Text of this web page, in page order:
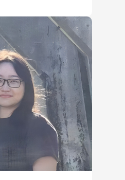
Choate Rosemary
尔学校（The
）、佩迪中学
）及布莱尔学院
）等美国顶尖寄宿学
跨学科背景，使她
发展及大学申请规
。
咨询领域。她擅长
个性化辅导相结合
生发掘自身潜力、明
据学生的学术兴
期目标制定切实可
注重启发式沟通，
索兴趣与价值观，帮
动力和长期成长能
，Kyle为学生提供
标化考试规划、课
活动规划、背景提
心能力培养、夏校申
书与简历打造以及
终坚持以学生为中
烈的大学申请竞争
的优势。
成功指导学生获得
比亚大学
）、康奈尔大
）、约翰霍普
Hopkins